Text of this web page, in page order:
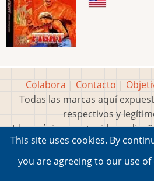
Colabora | Contacto |
Todas las marcas aquí
respectivos y
Idea, página, contenidos y
2001-2026 Museo del
This site uses cookies. By
you are agreeing to our use of